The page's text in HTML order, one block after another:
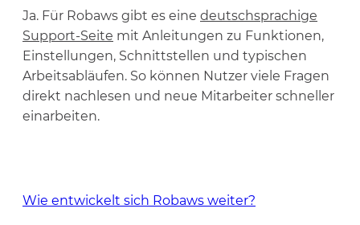
Ja. Für Robaws gibt es eine deutschsprachige
Support-Seite mit Anleitungen zu Funktionen,
Einstellungen, Schnittstellen und typischen
Arbeitsabläufen. So können Nutzer viele Fragen
direkt nachlesen und neue Mitarbeiter schneller
einarbeiten.
Wie entwickelt sich Robaws weiter?